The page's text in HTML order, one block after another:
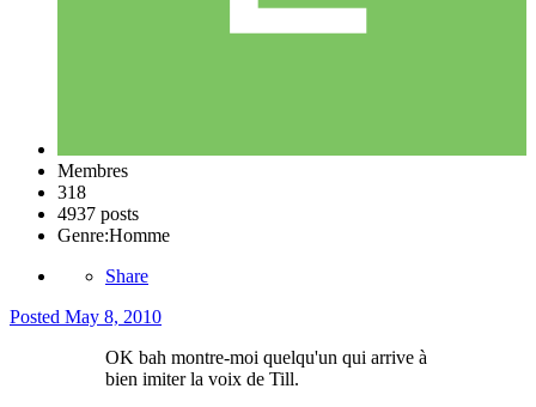
Membres
318
4937 posts
Genre:Homme
Share
Posted May 8, 2010
OK bah montre-moi quelqu'un qui arrive à
bien imiter la voix de Till.